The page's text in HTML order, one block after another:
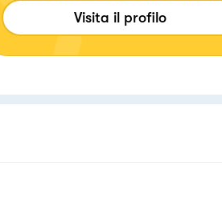
adesso passo a quelle
piatti nuovi (i migliori sono gli
imparare trucchi e trucchetti
Re! Il mondo della cucina e' un
Visita il profilo